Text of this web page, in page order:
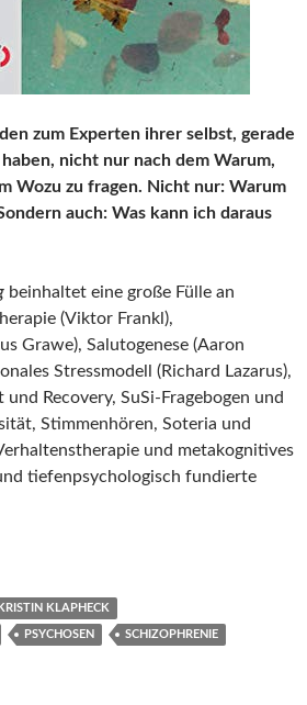
zum Experten ihrer selbst, gerade
nicht nur nach dem Warum,
Wozu zu fragen. Nicht nur: Warum
auch: Was kann ich daraus
beinhaltet eine große Fülle an
(Viktor Frankl),
Grawe), Salutogenese (Aaron
Stressmodell (Richard Lazarus),
Recovery, SuSi-Fragebogen und
Stimmenhören, Soteria und
und metakognitives
tiefenpsychologisch fundierte
Erfahrungen und Forschungen
KRISTIN KLAPHECK
PSYCHOSEN SCHIZOPHRENIE